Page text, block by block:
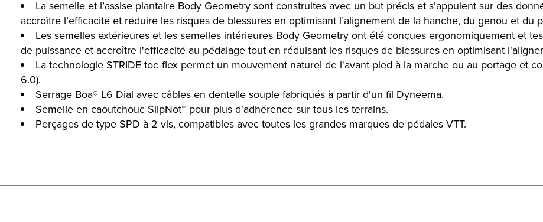
La semelle et l’assise plantaire Body Geometry sont construites avec un but précis et s’appuient sur des
accroître l’efficacité et réduire les risques de blessures en optimisant l’alignement de la hanche, du genou et du
Les semelles extérieures et les semelles intérieures Body Geometry ont été conçues ergonomiquement et
de puissance et accroître l'efficacité au pédalage tout en réduisant les risques de blessures en optimisant
La technologie STRIDE toe-flex permet un mouvement naturel de l'avant-pied à la marche ou au portage et
6.0).
Serrage Boa® L6 Dial avec câbles en dentelle souple fabriqués à partir d'un fil Dyneema.
Semelle en caoutchouc SlipNot™ pour plus d'adhérence sur tous les terrains.
Perçages de type SPD à 2 vis, compatibles avec toutes les grandes marques de pédales VTT.